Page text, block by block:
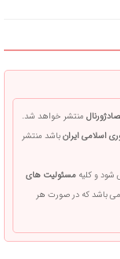
منتشر خواهد شد.
اسلامی ایرانباشد منتشر
و کلیهمسئولیت های
باشد که در صورت هر